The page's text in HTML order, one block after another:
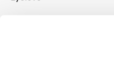
Online aanbieder